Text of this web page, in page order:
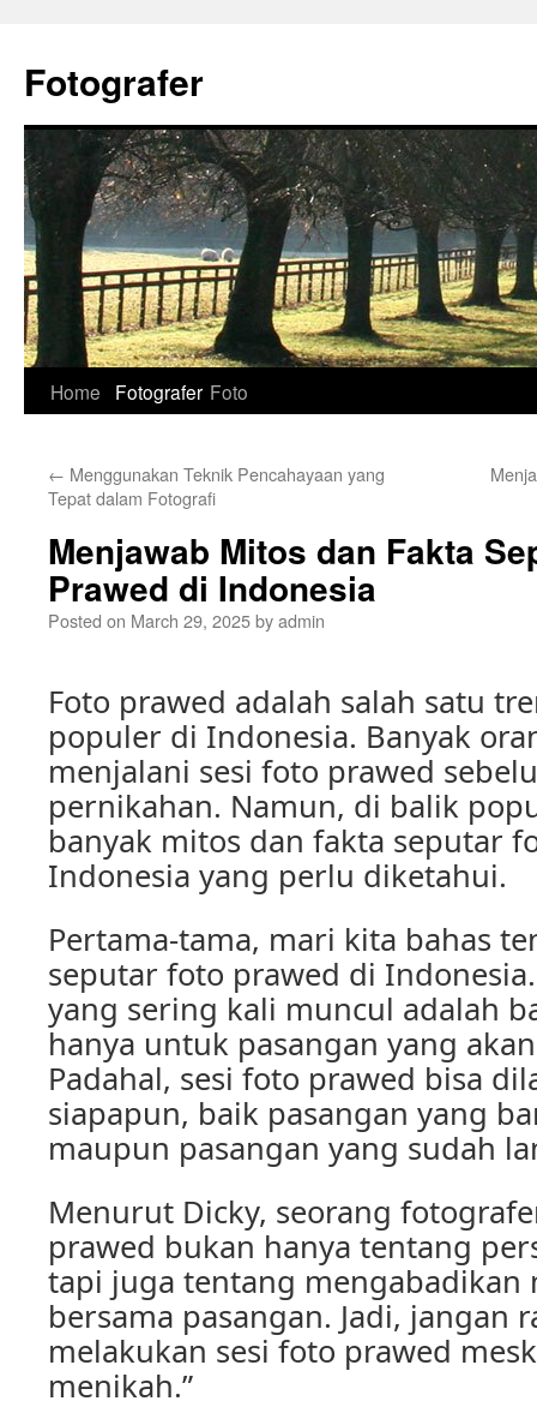
content
Fotografer
Home Fotografer Foto
← Menggunakan Teknik Pencahayaan yang
Tepat dalam Fotografi
Menjawab Mitos dan Fakta
Prawed di Indonesia
Posted on March 29, 2025byadmin
Foto prawed adalah salah satu
populer di Indonesia. Banyak
menjalani sesi foto prawed
pernikahan. Namun, di balik
banyak mitos dan fakta seputar
Indonesia yang perlu diketahui.
Pertama-tama, mari kita bahas
seputar foto prawed di
yang sering kali muncul adalah
hanya untuk pasangan yang
Padahal, sesi foto prawed bisa
siapapun, baik pasangan yang
maupun pasangan yang sudah
Menurut Dicky, seorang
prawed bukan hanya tentang
tapi juga tentang mengabadikan
bersama pasangan. Jadi, jangan
melakukan sesi foto prawed
menikah.”